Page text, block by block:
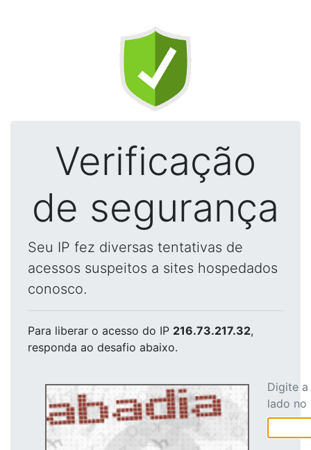
Verificação
de segurança
Seu IP fez diversas tentativas de
acessos suspeitos a sites hospedados
conosco.
Para liberar o acesso do IP 216.73.217.32,
responda ao desafio abaixo.
Digite
lado no